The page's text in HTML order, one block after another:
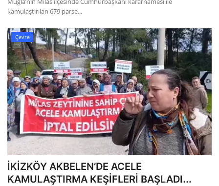
kamulaştırılan 679 parse...
Çevre
İKİZKÖY AKBELEN’DE ACELE
KAMULAŞTIRMA KEŞİFLERİ BAŞLADI...